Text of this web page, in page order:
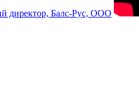
директор, Балс-Рус, ООО